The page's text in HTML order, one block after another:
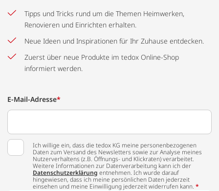
Tipps und Tricks rund um die Themen Heimwerken,
Renovieren und Einrichten erhalten.
Neue Ideen und Inspirationen für Ihr Zuhause entdecken.
Zuerst über neue Produkte im tedox Online-Shop
informiert werden.
E-Mail-Adresse*
Ich willige ein, dass die tedox KG meine personenbezogenen
Daten zum Versand des Newsletters sowie zur Analyse meines
Nutzerverhaltens (z.B. Öffnungs- und Klickraten) verarbeitet.
Weitere Informationen zur Datenverarbeitung kann ich der
Datenschutzerklärung entnehmen. Ich wurde darauf
hingewiesen, dass ich meine persönlichen Daten jederzeit
einsehen und meine Einwilligung jederzeit widerrufen kann. *